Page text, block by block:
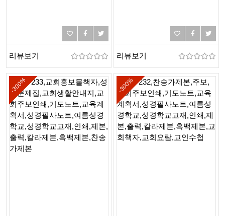
교회요람제본,
리뷰보기
교회요람,교인수첩,제본,
출력,인쇄,무선제본,
링제본,스프링제본,
리뷰보기
-300% -300%